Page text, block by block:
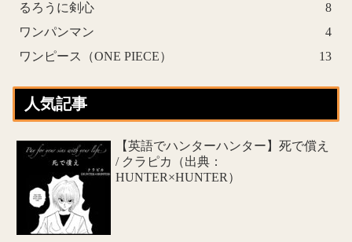
るろうに剣心
8
ワンパンマン
4
ワンピース（ONE PIECE）
13
人気記事
【英語でハンターハンター】死で償え
/ クラピカ（出典：
HUNTER×HUNTER）